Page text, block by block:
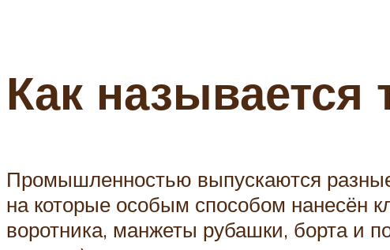
Как называется
Промышленностью выпускаются
на которые особым способом нанесён
воротника, манжеты рубашки, борта и